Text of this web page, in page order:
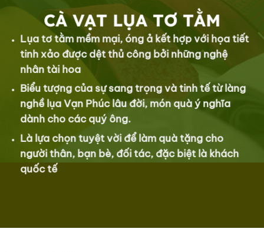
CÀ VẠT LỤA TƠ TẰM
Lụa tơ tằm mềm mại, óng ả kết hợp với họa tiết
tinh xảo được dệt thủ công bởi những nghệ
nhân tài hoa
Biểu tượng của sự sang trọng và tinh tế từ làng
nghề lụa Vạn Phúc lâu đời, món quà ý nghĩa
dành cho các quý ông.
Là lựa chọn tuyệt vời để làm quà tặng cho
người thân, bạn bè, đối tác, đặc biệt là khách
quốc tế